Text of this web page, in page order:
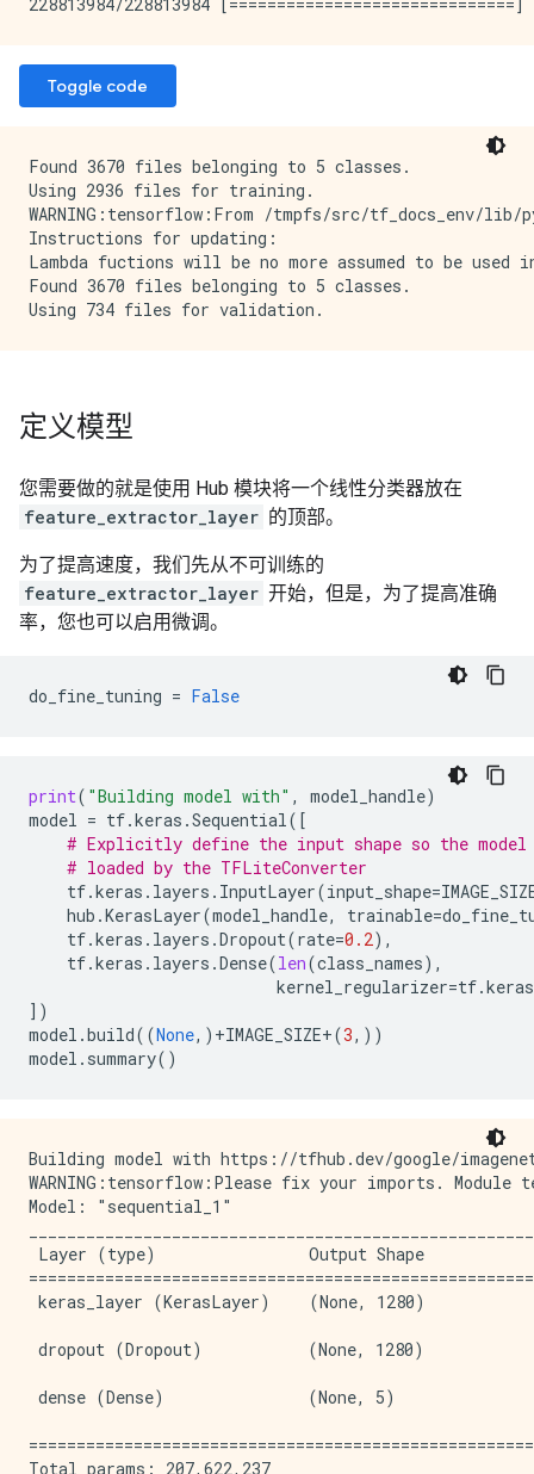
Toggle code
Found 3670 files belonging to 5 classes.
Using 2936 files for training.
WARNING:tensorflow:From /tmpfs/src/tf_docs_env/
Instructions for updating:
Lambda fuctions will be no more assumed to be
Found 3670 files belonging to 5 classes.
定义模型
您需要做的就是使用 Hub 模块将一个线性分类器放在
feature_extractor_layer 的顶部。
为了提高速度，我们先从不可训练的
feature_extractor_layer 开始，但是，为了提高准确
率，您也可以启用微调。
do_fine_tuning = False
print( "Building model with" , model_handle)
model = tf.keras .Sequential([
# Explicitly define the input shape so the model
# loaded by the TFLiteConverter
tf.keras . layers . InputLayer(input_shape=
hub .KerasLayer(model_handle, trainable=
tf.keras . layers .Dropout(rate=0.2),
tf.keras . layers .Dense(len(class_names),
kernel_regularizer=tf.keras
])
model .build((None,) +IMAGE_SIZE+(3,))
model . summary()
Building model with https://tfhub.dev/google/
WARNING:tensorflow:Please fix your imports.
Model: "sequential_1"
Layer (type)                Output Shape
keras_layer (KerasLayer)    (None, 1280)
dropout (Dropout)           (None, 1280)
dense (Dense)               (None, 5)
Total params: 207,622,237